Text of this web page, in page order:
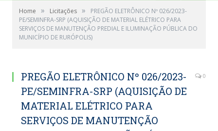
Home » Licitações »
PREGÃO ELETRÔNICO Nº 026/2023-
PE/SEMINFRA-SRP (AQUISIÇÃO DE MATERIAL ELÉTRICO PARA
SERVIÇOS DE MANUTENÇÃO PREDIAL E ILUMINAÇÃO PÚBLICA DO
MUNICÍPIO DE RURÓPOLIS)
PREGÃO ELETRÔNICO Nº 026/2023-
PE/SEMINFRA-SRP (AQUISIÇÃO DE
MATERIAL ELÉTRICO PARA
SERVIÇOS DE MANUTENÇÃO
0